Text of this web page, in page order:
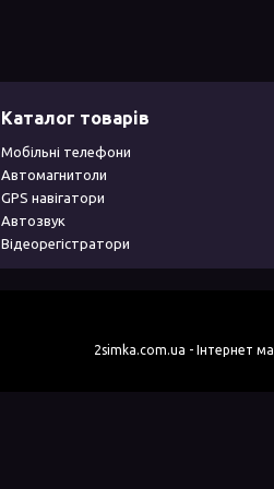
Каталог товарів
Мобільні телефони
Автомагнитоли
GPS навігатори
Автозвук
Відеорегістратори